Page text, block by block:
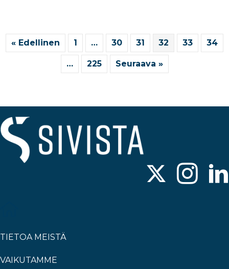
« Edellinen 1 … 30 31 32 33 34
… 225 Seuraava »
TIETOA MEISTÄ
VAIKUTAMME